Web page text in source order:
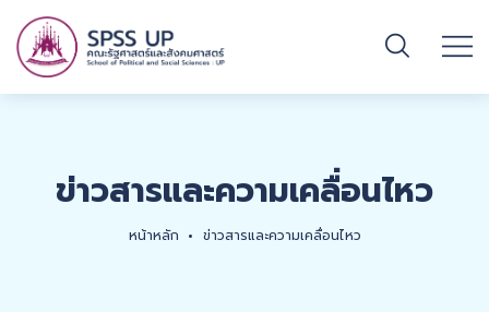
ข่าวสารและความเคลื่อนไหว
หน้าหลัก ข่าวสารและความเคลื่อนไหว